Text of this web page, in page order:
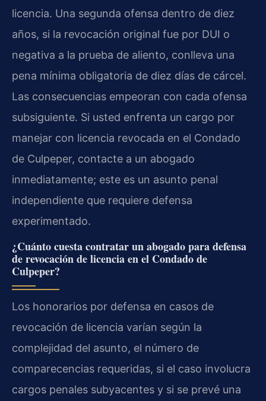
licencia. Una segunda ofensa dentro de diez
años, si la revocación original fue por DUI o
negativa a la prueba de aliento, conlleva una
pena mínima obligatoria de diez días de cárcel.
Las consecuencias empeoran con cada ofensa
subsiguiente. Si usted enfrenta un cargo por
manejar con licencia revocada en el Condado
de Culpeper, contacte a un abogado
inmediatamente; este es un asunto penal
independiente que requiere defensa
experimentado.
¿Cuánto cuesta contratar un abogado para defensa
de revocación de licencia en el Condado de
Culpeper?
Los honorarios por defensa en casos de
revocación de licencia varían según la
complejidad del asunto, el número de
comparecencias requeridas, si el caso involucra
cargos penales subyacentes y si se prevé una